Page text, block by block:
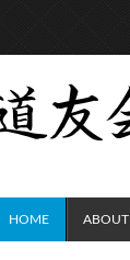
HOME ABOUT